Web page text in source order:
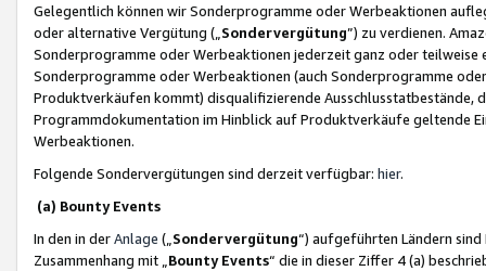
Gelegentlich können wir Sonderprogramme oder Werbeaktionen
oder alternative Vergütung („ Sondervergütung”) zu verdienen.
Sonderprogramme oder Werbeaktionen jederzeit ganz oder
Sonderprogramme oder Werbeaktionen (auch Sonderprogramme
Produktverkäufen kommt) disqualifizierende Ausschlusstatbestände,
Programmdokumentation im Hinblick auf Produktverkäufe geltende
Werbeaktionen.
Folgende Sondervergütungen sind derzeit verfügbar: hier.
(a) Bounty Events
In den in derAnlage („ Sondervergütung“) aufgeführten Ländern
Zusammenhang mit „ Bounty Events“ die in dieser Ziffer 4 (a)